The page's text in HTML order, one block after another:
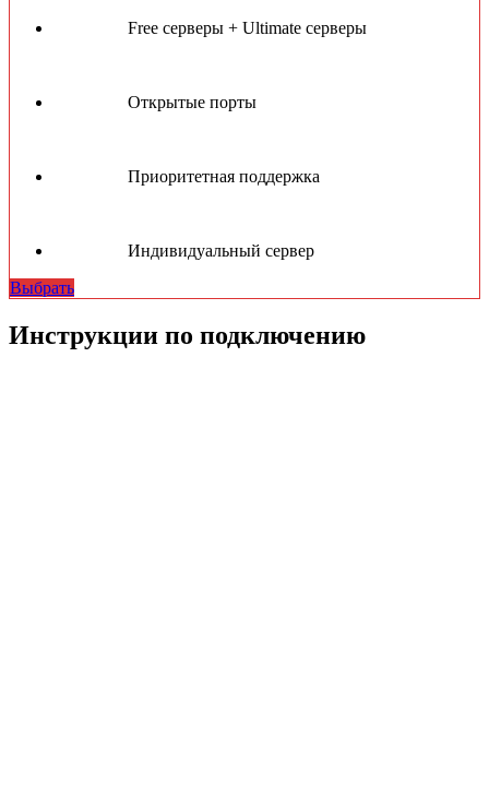
Free серверы + Ultimate серверы
Открытые порты
Приоритетная поддержка
Индивидуальный сервер
Выбрать
Инструкции по подключению